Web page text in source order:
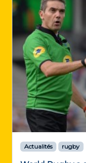
Actualités rugby